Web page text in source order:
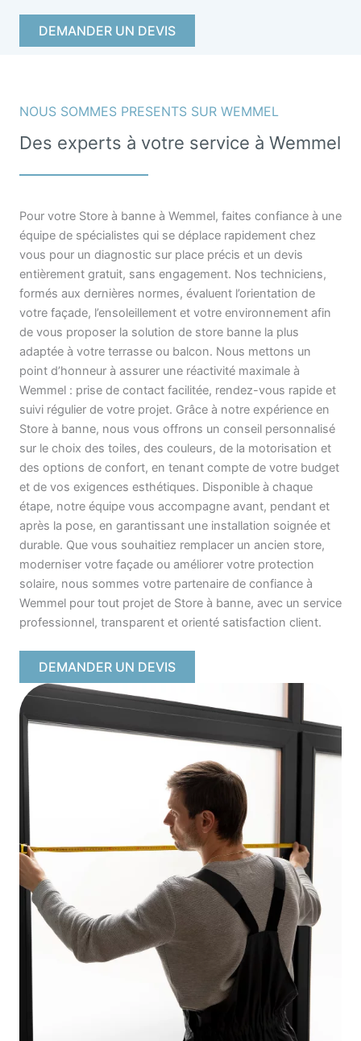
DEMANDER UN DEVIS
NOUS SOMMES PRESENTS SUR WEMMEL
Des experts à votre service à Wemmel
Pour votre Store à banne à Wemmel, faites confiance à une
équipe de spécialistes qui se déplace rapidement chez
vous pour un diagnostic sur place précis et un devis
entièrement gratuit, sans engagement. Nos techniciens,
formés aux dernières normes, évaluent l’orientation de
votre façade, l’ensoleillement et votre environnement afin
de vous proposer la solution de store banne la plus
adaptée à votre terrasse ou balcon. Nous mettons un
point d’honneur à assurer une réactivité maximale à
Wemmel : prise de contact facilitée, rendez-vous rapide et
suivi régulier de votre projet. Grâce à notre expérience en
Store à banne, nous vous offrons un conseil personnalisé
sur le choix des toiles, des couleurs, de la motorisation et
des options de confort, en tenant compte de votre budget
et de vos exigences esthétiques. Disponible à chaque
étape, notre équipe vous accompagne avant, pendant et
après la pose, en garantissant une installation soignée et
durable. Que vous souhaitiez remplacer un ancien store,
moderniser votre façade ou améliorer votre protection
solaire, nous sommes votre partenaire de confiance à
Wemmel pour tout projet de Store à banne, avec un service
professionnel, transparent et orienté satisfaction client.
DEMANDER UN DEVIS